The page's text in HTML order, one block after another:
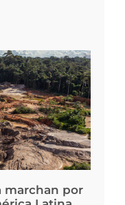
marchan por